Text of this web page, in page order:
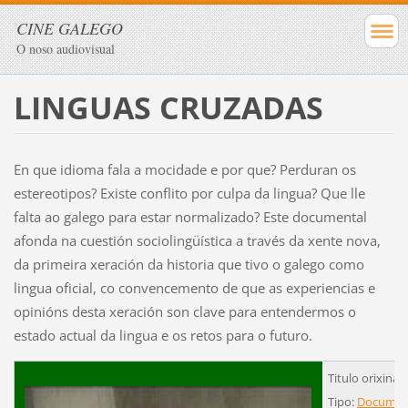
CINE GALEGO
O noso audiovisual
LINGUAS CRUZADAS
En que idioma fala a mocidade e por que? Perduran os
estereotipos? Existe conflito por culpa da lingua? Que lle
falta ao galego para estar normalizado? Este documental
afonda na cuestión sociolingüística a través da xente nova,
da primeira xeración da historia que tivo o galego como
lingua oficial, co convencemento de que as experiencias e
opinións desta xeración son clave para entendermos o
estado actual da lingua e os retos para o futuro.
Titulo orixinal:
Tipo: